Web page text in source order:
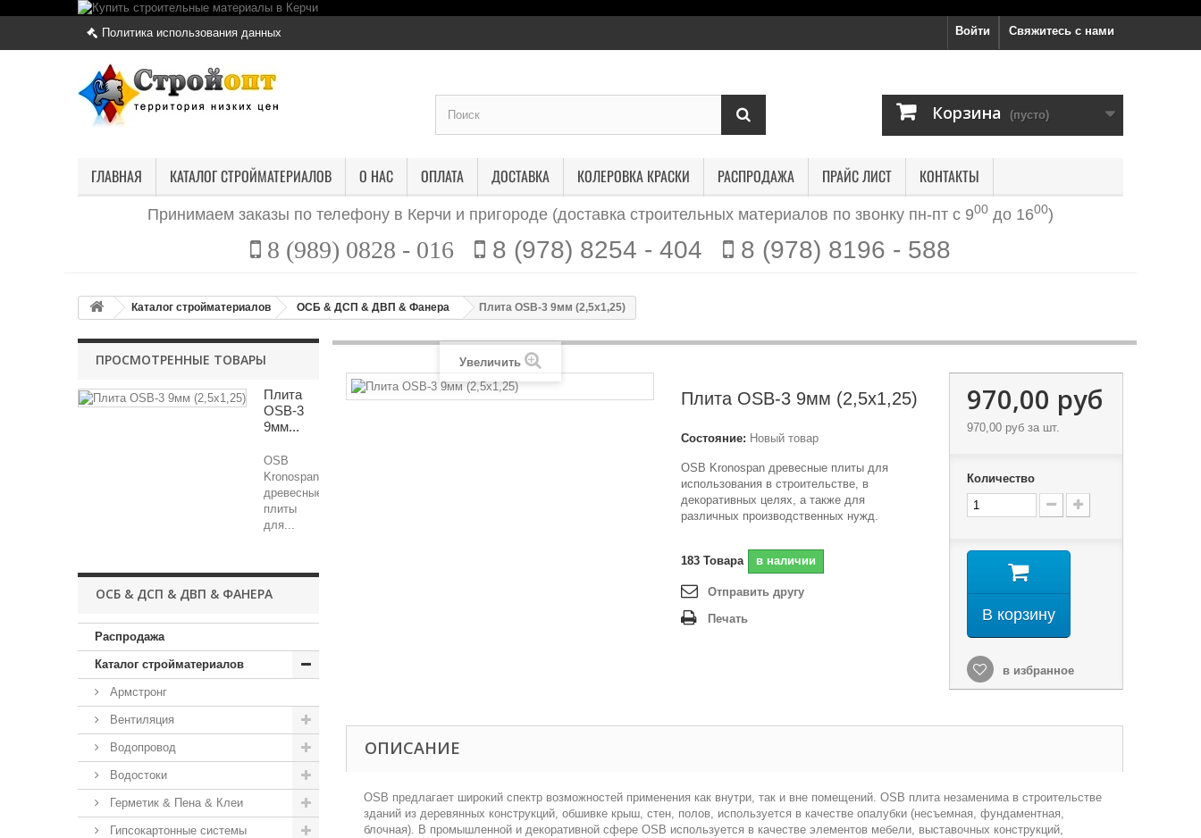
Свяжитесь с нами
Войти
Политика использования данных
Корзина (пусто)
ГЛАВНАЯ КАТАЛОГ СТРОЙМАТЕРИАЛОВ О НАС ОПЛАТА ДОСТАВКА КОЛЕРОВКА КРАСКИ РАСПРОДАЖА ПРАЙС ЛИСТ КОНТАКТЫ
Принимаем заказы по телефону в Керчи и пригороде (доставка строительных материалов по звонку пн-пт с 900 до 1600)
8 (989) 0828 - 016 8 (978) 8254 - 404 8 (978) 8196 - 588
Каталог стройматериалов ОСБ & ДСП & ДВП & Фанера Плита OSB-3 9мм (2,5х1,25)
ПРОСМОТРЕННЫЕ ТОВАРЫ
Плита
OSB-3
9мм...
OSB
Kronospan
древесные
плиты
для...
ОСБ & ДСП & ДВП & ФАНЕРА
Распродажа
Каталог стройматериалов
Армстронг
Вентиляция
Водопровод
Водостоки
Герметик & Пена & Клеи
Гипсокартонные системы
Увеличить
Плита OSB-3 9мм (2,5х1,25)
Состояние: Новый товар
OSB Kronospan древесные плиты для
использования в строительстве, в
декоративных целях, а также для
различных производственных нужд.
183 Товара в наличии
Отправить другу
Печать
970,00 руб
970,00 рубза шт.
Количество
В корзину
в избранное
ОПИСАНИЕ
OSB предлагает широкий спектр возможностей применения как внутри, так и вне помещений. OSB плита незаменима в строительстве
зданий из деревянных конструкций, обшивке крыш, стен, полов, используется в качестве опалубки (несъемная, фундаментная,
блочная). В промышленной и декоративной сфере OSB используется в качестве элементов мебели, выставочных конструкций,